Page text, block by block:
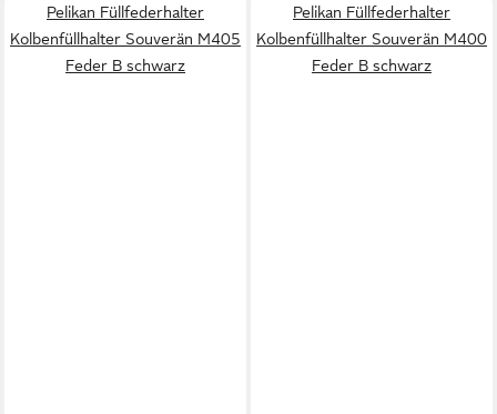
Pelikan Füllfederhalter
Kolbenfüllhalter Souverän M405
Feder B schwarz
Pelikan Füllfederhalter
Kolbenfüllhalter Souverän M400
Feder B schwarz